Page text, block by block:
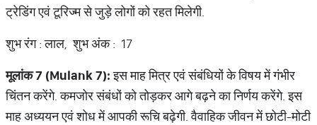
ट्रेडिंग एवं टूरिज्म से जुड़े लोगों को रहत मिलेगी.
शुभ रंग : लाल, शुभ अंक : 17
मूलांक7 (Mulank 7):इस माह मित्र एवं संबंधियों के विषय में गंभीर
चिंतन करेंगे. कमजोर संबंधों को तोड़कर आगे बढ़ने का निर्णय करेंगे. इस
माह अध्ययन एवं शोध में आपकी रूचि बढ़ेगी. वैवाहिक जीवन में छोटी-मोटी